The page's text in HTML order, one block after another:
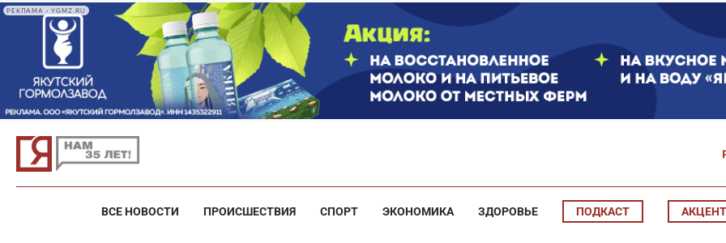
РЕКЛАМА • YGMZ.RU
ВСЕ НОВОСТИ ПРОИСШЕСТВИЯ СПОРТ ЭКОНОМИКА ЗДОРОВЬЕ ПОДКАСТ АКЦЕНТ